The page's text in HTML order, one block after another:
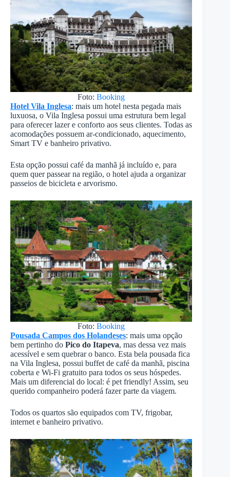
Foto:Booking
Hotel Vila Inglesa: mais um hotel nesta pegada mais
luxuosa, o Vila Inglesa possui uma estrutura bem legal
para oferecer lazer e conforto aos seus clientes. Todas as
acomodações possuem ar-condicionado, aquecimento,
Smart TV e banheiro privativo.
Esta opção possui café da manhã já incluído e, para
quem quer passear na região, o hotel ajuda a organizar
passeios de bicicleta e arvorismo.
Foto:Booking
Pousada Campos dos Holandeses: mais uma opção
bem pertinho do Pico do Itapeva, mas dessa vez mais
acessível e sem quebrar o banco. Esta bela pousada fica
na Vila Inglesa, possui buffet de café da manhã, piscina
coberta e Wi-Fi gratuito para todos os seus hóspedes.
Mais um diferencial do local: é pet friendly! Assim, seu
querido companheiro poderá fazer parte da viagem.
Todos os quartos são equipados com TV, frigobar,
internet e banheiro privativo.